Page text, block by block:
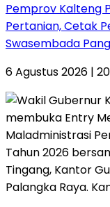
Pemprov Kalteng
Pertanian, Cetak
Swasembada
6 Agustus 2026 |